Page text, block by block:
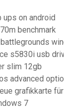
ups on android
benchmark
s5830i usb
slim 12gb
advanced
grafikkarte
7